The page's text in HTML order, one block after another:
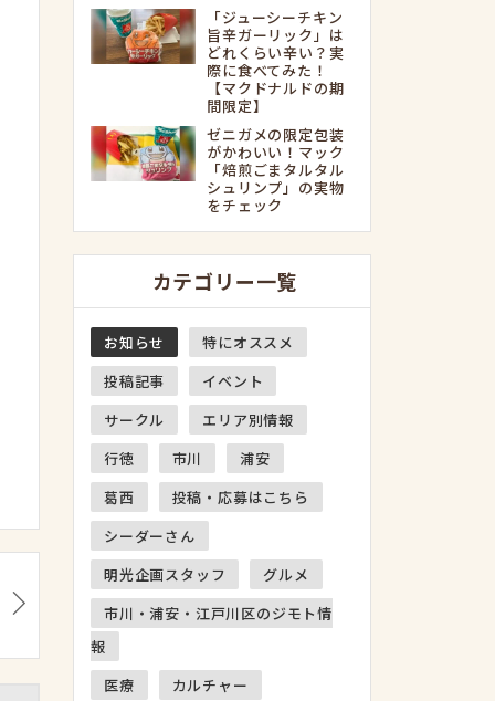
「ジューシーチキン
旨辛ガーリック」は
どれくらい辛い？実
際に食べてみた！
【マクドナルドの期
間限定】
ゼニガメの限定包装
がかわいい！マック
「焙煎ごまタルタル
シュリンプ」の実物
をチェック
カテゴリー一覧
お知らせ
特にオススメ
投稿記事
イベント
サークル
エリア別情報
行徳
市川
浦安
葛西
投稿・応募はこちら
シーダーさん
明光企画スタッフ
グルメ
市川・浦安・江戸川区のジモト情
報
医療
カルチャー